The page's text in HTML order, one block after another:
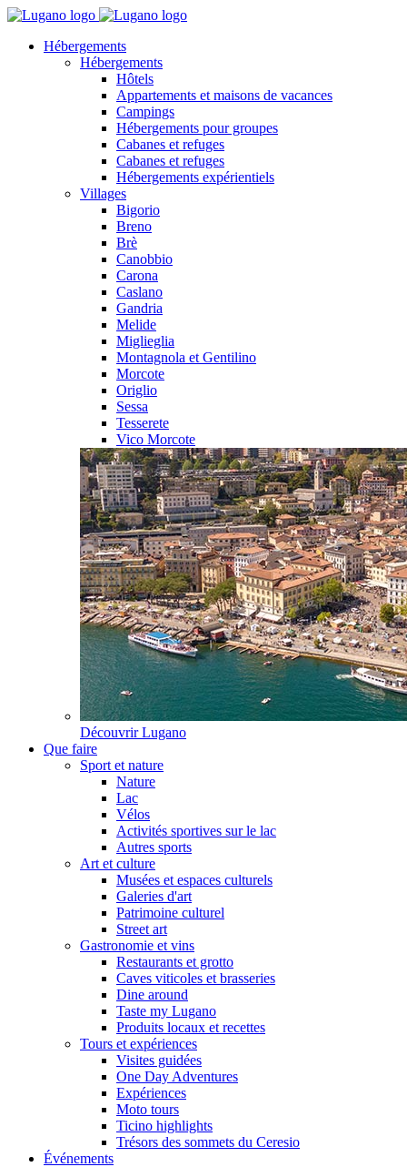
Hébergements
Hébergements
Hôtels
Appartements et maisons de vacances
Campings
Hébergements pour groupes
Cabanes et refuges
Cabanes et refuges
Hébergements expérientiels
Villages
Bigorio
Breno
Brè
Canobbio
Carona
Caslano
Gandria
Melide
Miglieglia
Montagnola et Gentilino
Morcote
Origlio
Sessa
Tesserete
Vico Morcote
Découvrir Lugano
Que faire
Sport et nature
Nature
Lac
Vélos
Activités sportives sur le lac
Autres sports
Art et culture
Musées et espaces culturels
Galeries d'art
Patrimoine culturel
Street art
Gastronomie et vins
Restaurants et grotto
Caves viticoles et brasseries
Dine around
Taste my Lugano
Produits locaux et recettes
Tours et expériences
Visites guidées
One Day Adventures
Expériences
Moto tours
Ticino highlights
Trésors des sommets du Ceresio
Événements